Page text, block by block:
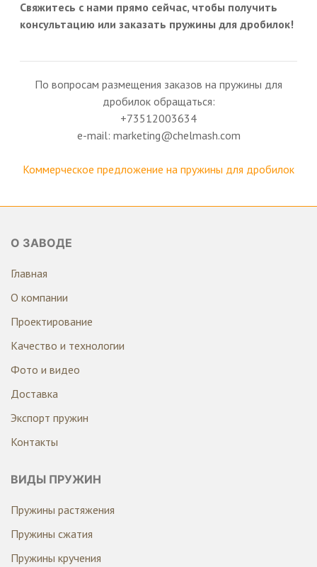
Свяжитесь с нами прямо сейчас, чтобы получить
консультацию или заказать пружины для дробилок!
По вопросам размещения заказов на пружины для
дробилок обращаться:
+73512003634
e-mail: marketing@chelmash.com
Коммерческое предложение на пружины для дробилок
О ЗАВОДЕ
Главная
О компании
Проектирование
Качество и технологии
Фото и видео
Доставка
Экспорт пружин
Контакты
ВИДЫ ПРУЖИН
Пружины растяжения
Пружины сжатия
Пружины кручения